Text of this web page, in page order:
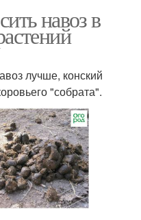
навоз в
лучше, конский
"собрата".